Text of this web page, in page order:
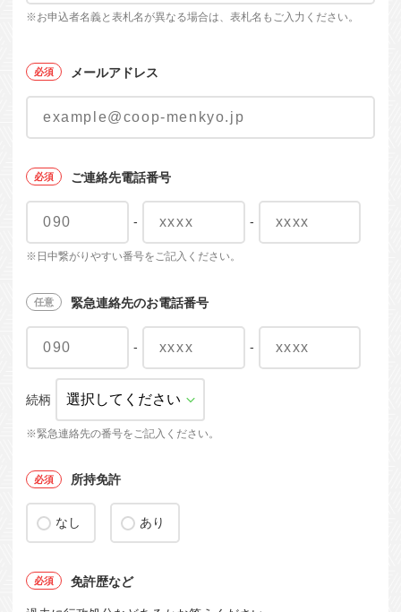
※お申込者名義と表札名が異なる場合は、表札名もご入力ください。
メールアドレス
ご連絡先電話番号
- -
※日中繋がりやすい番号をご記入ください。
緊急連絡先のお電話番号
- -
続柄
※緊急連絡先の番号をご記入ください。
所持免許
なし あり
免許歴など